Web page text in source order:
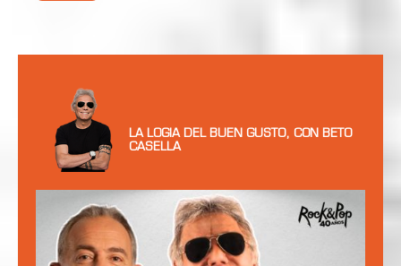
LA LOGIA DEL BUEN GUSTO, CON BETO
CASELLA